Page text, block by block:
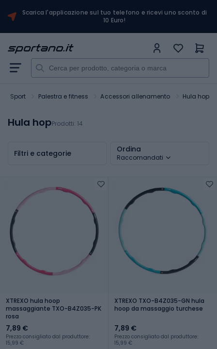
Scarica l'applicazione sul tuo telefono e ricevi uno sconto di
10 Euro!
Sport Palestra e fitness Accessori allenamento Hula hop
Hula hopProdotti: 14
Filtri e categorie Ordina
Raccomandati
XTREXO hula hoop
massaggiante TXO-B4Z035-PK
rosa
7,89 €
Prezzo consigliato dal produttore:
15,99 €
XTREXO TXO-B4Z035-GN hula
hoop da massaggio turchese
7,89 €
Prezzo consigliato dal produttore:
15,99 €